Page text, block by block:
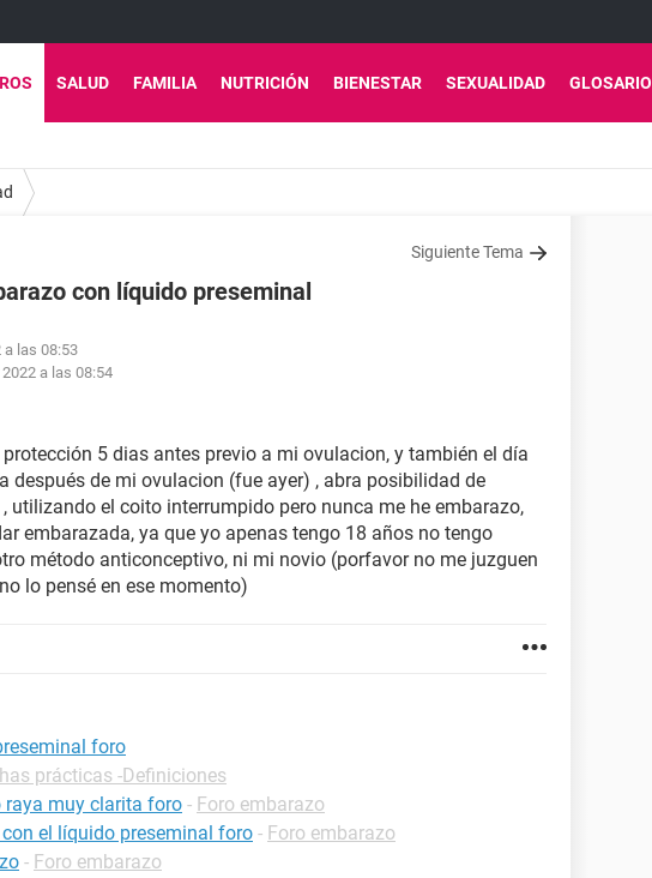
SALUD FAMILIA NUTRICIÓN BIENESTAR SEXUALIDAD GLOSARIO
Siguiente Tema
con líquido preseminal
a las 08:53
2022 a las 08:54
5 dias antes previo a mi ovulacion, y también el día
después de mi ovulacion (fue ayer) , abra posibilidad de
utilizando el coito interrumpido pero nunca me he embarazo,
embarazada, ya que yo apenas tengo 18 años no tengo
método anticonceptivo, ni mi novio (porfavor no me juzguen
lo pensé en ese momento)
foro
prácticas -Definiciones
raya muy clarita foro - Foro embarazo
el líquido preseminal foro - Foro embarazo
- Foro embarazo